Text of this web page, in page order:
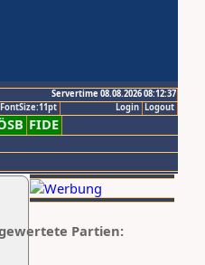
Servertime 08.08.2026 08:12:37
Logout
Login
FontSize:11pt
FIDE
gewertete Partien: